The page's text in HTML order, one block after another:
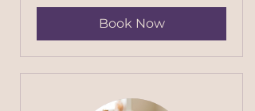
Book Now